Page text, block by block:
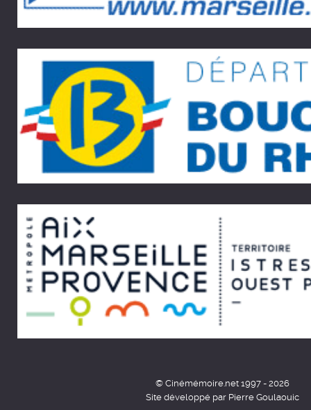
© Cinémémoire.net 1997 - 2026
Site développé par Pierre Goulaouic